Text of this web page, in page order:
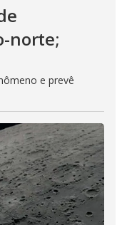
norte;
e prevê